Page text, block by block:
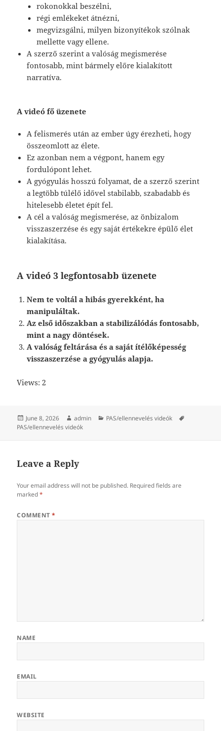
rokonokkal beszélni,
régi emlékeket átnézni,
megvizsgálni, milyen bizonyítékok szólnak
mellette vagy ellene.
A szerző szerint a valóság megismerése
fontosabb, mint bármely előre kialakított
narratíva.
A videó fő üzenete
A felismerés után az ember úgy érezheti, hogy
összeomlott az élete.
Ez azonban nem a végpont, hanem egy
fordulópont lehet.
A gyógyulás hosszú folyamat, de a szerző szerint
a legtöbb túlélő idővel stabilabb, szabadabb és
hitelesebb életet épít fel.
A cél a valóság megismerése, az önbizalom
visszaszerzése és egy saját értékekre épülő élet
kialakítása.
A videó 3 legfontosabb üzenete
Nem te voltál a hibás gyerekként, ha
manipuláltak.
Az első időszakban a stabilizálódás fontosabb,
mint a nagy döntések.
A valóság feltárása és a saját ítélőképesség
visszaszerzése a gyógyulás alapja.
Views: 2
Posted
on
June 8, 2026 Author
admin Categories
PAS/ellennevelés videók
PAS/ellennevelés videók
Leave a Reply
Your email address will not be published. Required fields are
marked*
COMMENT*
NAME
EMAIL
WEBSITE